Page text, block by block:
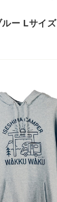
ー Lサイズ